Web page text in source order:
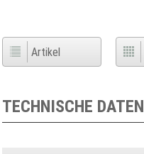
Artikel
TECHNISCHE DATEN